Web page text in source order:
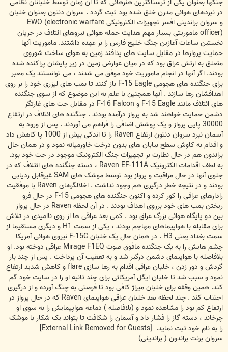
در نبردهای هوائی مدرن خلق شده بود ثبت گردد . سروان دنتون بعنوان خلبان
و سروان براندینی افسر تجهیزات الکترونیکی EWO (electronic warfare
officer) ماموریتی بسیار مهم هدایت حمله هوائی نیروهای ائتلاف در جریان
نخستین ساعات آغازین جنگ خلیج فارس را بر عهده داشتند. ماموریت آنها
حمایت پروازها در مقابل سایت های پدافند زمین به هوای ساخت شوروی
متعلق به ارتش عراق بود که در میان عوارض زمین در زیر پایشان پراکنده شده
بودند. اگر آنها در انجام ماموریت خود موفق می شدند ، می توانستند یک معبر
برای جنگنده های هجومی F-15 Eagle باز کنند تا بمب های لیزری خود را بر روی
اهدافشان رها سازند . آنها همچنین با علم به این موضوع که از سوی جنگنده
های ائتلاف مانند F-15 Eagle و F-16 Falcon در مقابل جت های غارتگر
دشمن حمایت خواهند شد به پرواز درآمده بودند . جنگنده های ائتلاف در ارتفاع
30000 پایی پرواز و یک پوشش اضافی را فراهم می آوردند . پس از ورود به
آسمان نبرد سروان دنتون ارتفاع Raven را تا اندکی بیش از 1000 پا کاهش داد
و اقدام به کاوش سطح بیابان های بدون درخت خاورمیانه نمود و در همان حال
براندون هم در حال نظارت بر تجهیزات جنگ الکترونیک موجود در جت خود بود.
به لطف اقدامات الکترونیک Raven EF-111A ، دسته جنگنده های ائتلاف که در
جلوی آنها در حال مراقبت و پرواز بود توسط موشک های SAM غیرقابل ردیابی
بودند و در نتیجه خطر درگیری هم وجود نداشت . اخلالگرهای Raven با موفقیت
رادارهای عراقی را کور کرده و اکنون جنگنده های هجومی F-15 در حال فرو
ریختن بمب های خود برروی اهداف بودند . در آن لحظه Raven در حال پرواز
بین دو پایگاه هوائی بزرگ عراق بود . کمی بعد عراقی ها از روی ناامیدی در تلاش
برای مقابله با هواپیماهای مهاجم بودند ، یکی از سمت H1 و دیگری مستقیما از
سمت بغداد یعنی H3 . در همان حال یک خلبان F-15C نیروی هوائی آمریکا
چشم هایش را به یک جنگنده مافوق صوت Mirage F1EQ عراقی دوخته بود. او
بلافاصله با هواپیمای دشمن درگیر شد و به تعقیب آن پرداخت . پس از چند بار
گردش و دور زدن ، خلبان عراقی اقدام به رها سازی flare و کاهش شدید ارتفاع
نمود و سبب شد تا خلبان ایگل آمریکائی برای چند ثانیه او را در سایت خود گم
کند. همین وقفه برای خلبان میراژ کافی بود تا فرصتی به چنگ آورده و از درگیری
اجتناب کند . چند لحظه بعد خلبان عراقی هواپیمای Raven که در حال پرواز در
ارتفاع کم بود را مشاهده نمود و (بلافاصله ) دماغه هواپیمایش را به سوی او
چرخاند ، دسته گاز را فشار داد و آسمان را شکافت تا بتواند یک شکار با موشک
را به نام خود ثبت نماید.
سروان برنت براندون ( براندینی)